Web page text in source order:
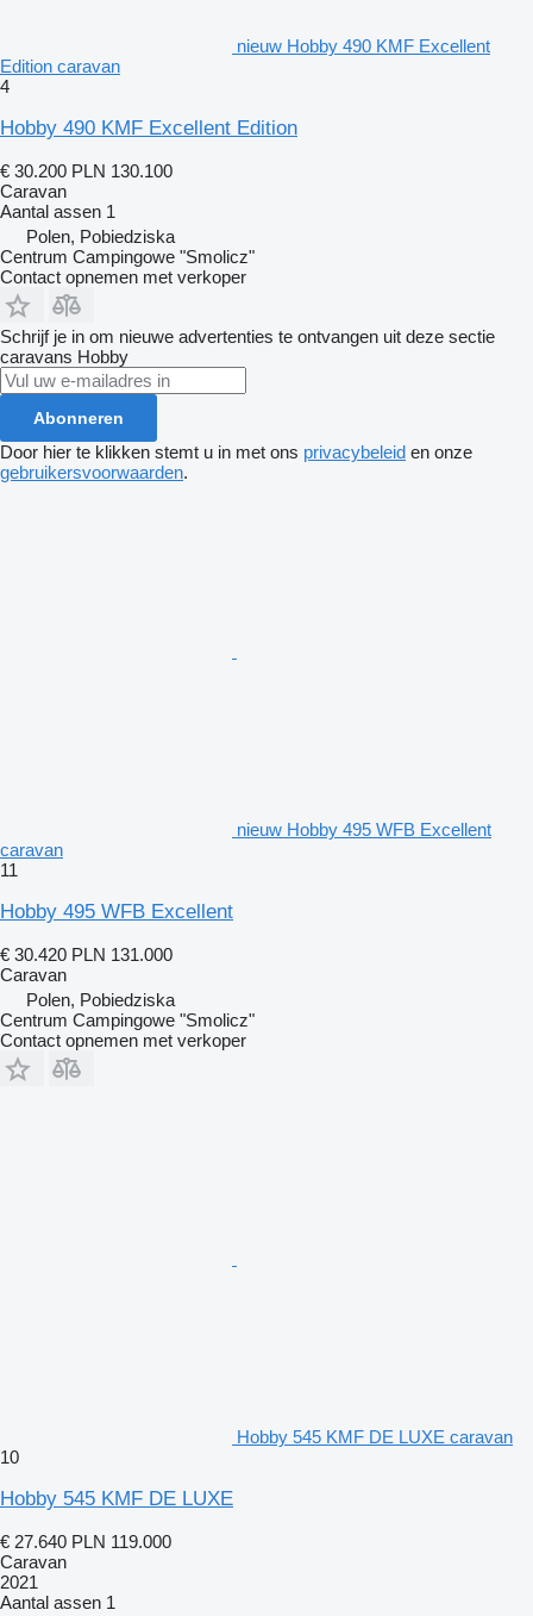
nieuw Hobby 490 KMF Excellent
Edition caravan
4
Hobby 490 KMF Excellent Edition
€ 30.200 PLN 130.100
Caravan
Aantal assen 1
Polen, Pobiedziska
Centrum Campingowe "Smolicz"
Contact opnemen met verkoper
Schrijf je in om nieuwe advertenties te ontvangen uit deze sectie
caravans Hobby
Abonneren
Door hier te klikken stemt u in met ons privacybeleid en onze
gebruikersvoorwaarden.
nieuw Hobby 495 WFB Excellent
caravan
11
Hobby 495 WFB Excellent
€ 30.420 PLN 131.000
Caravan
Polen, Pobiedziska
Centrum Campingowe "Smolicz"
Contact opnemen met verkoper
Hobby 545 KMF DE LUXE caravan
10
Hobby 545 KMF DE LUXE
€ 27.640 PLN 119.000
Caravan
2021
Aantal assen 1